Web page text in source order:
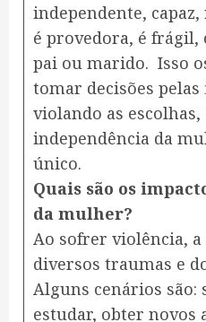
independente,
é provedora, é frágil,
pai ou marido. Isso
tomar decisões
violando as
independência da
único.
Quais são os
da mulher?
Ao sofrer violência,
diversos traumas e
Alguns cenários são:
estudar, obter novos